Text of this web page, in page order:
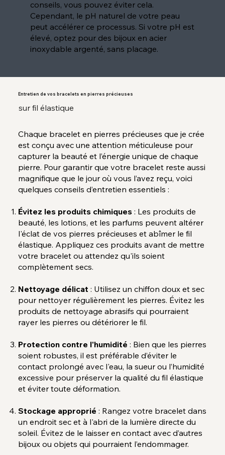
conseils, vous pouvez éviter cela.
Cependant, le pH naturel de votre peau
peut accélérer ce processus. Si votre pH est
élevé, optez pour des bijoux en acier
inoxydable argenté, sans placage.
Entretien de vos bracelets en pierres précieuses
sur fil élastique
Chaque bracelet en pierres précieuses que je crée
est conçu avec une attention méticuleuse pour
capturer la beauté et l’énergie unique de chaque
pierre. Pour garantir que votre bracelet reste aussi
magnifique que le jour où vous l’avez reçu, voici
quelques conseils d’entretien essentiels :
Évitez les produits chimiques: Les produits de
beauté, les lotions, et les parfums peuvent altérer
l'éclat de vos pierres précieuses et abîmer le fil
élastique. Appliquez ces produits avant de mettre
votre bracelet ou attendez qu'ils soient
complètement secs.
Nettoyage délicat : Utilisez un chiffon doux et sec
pour nettoyer régulièrement les pierres. Évitez les
produits de nettoyage abrasifs qui pourraient
rayer les pierres ou détériorer le fil.
Protection contre l'humidité : Bien que les pierres
soient robustes, il est préférable d’éviter le
contact prolongé avec l'eau, la sueur ou l’humidité
excessive pour préserver la qualité du fil élastique
et éviter toute déformation.
Stockage approprié : Rangez votre bracelet dans
un endroit sec et à l'abri de la lumière directe du
soleil. Évitez de le laisser en contact avec d’autres
bijoux ou objets qui pourraient l’endommager.